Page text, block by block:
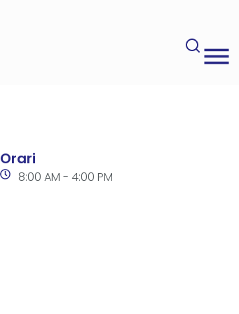
Orari
8:00 AM - 4:00 PM